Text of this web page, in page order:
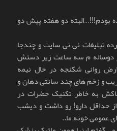
بودم!!!…البته دو هفته پیش دو
تبلیغات نی نی سایت و چندجا
دوساله م سه ساعت زیر دستش
روانی شکنجه در حال نیمه
و زخم های چند سانتی دهان و
به خاطر تکنیک حضرات در
از حداقل دارو! رو داشت و دیشب
عمومی خونه ما..